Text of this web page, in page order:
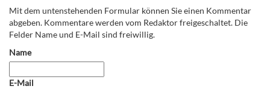
Mit dem untenstehenden Formular können Sie einen Kommentar
abgeben. Kommentare werden vom Redaktor freigeschaltet. Die
Felder Name und E-Mail sind freiwillig.
Name
E-Mail